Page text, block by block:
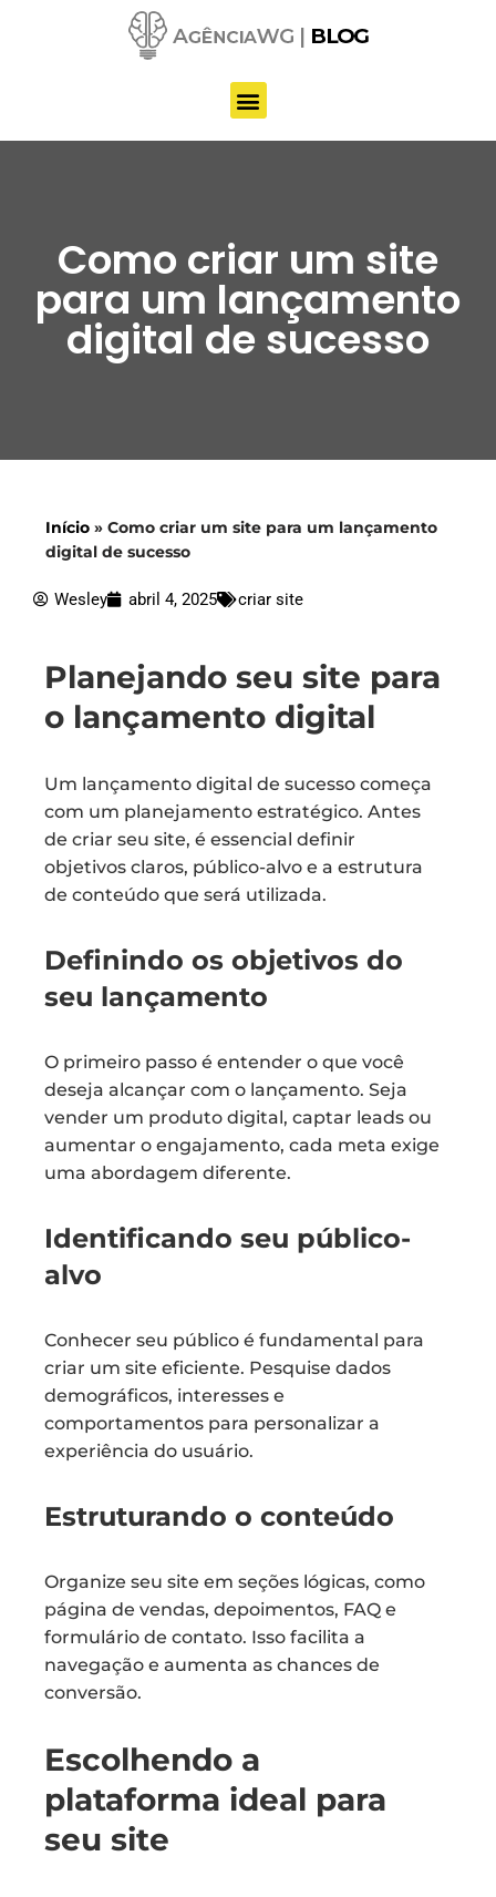
conteúdo
Como criar um site
para um lançamento
digital de sucesso
Início » Como criar um site para um lançamento
digital de sucesso
Wesley abril 4, 2025 criar site
Planejando seu site para
o lançamento digital
Um lançamento digital de sucesso começa
com um planejamento estratégico. Antes
de criar seu site, é essencial definir
objetivos claros, público-alvo e a estrutura
de conteúdo que será utilizada.
Definindo os objetivos do
seu lançamento
O primeiro passo é entender o que você
deseja alcançar com o lançamento. Seja
vender um produto digital, captar leads ou
aumentar o engajamento, cada meta exige
uma abordagem diferente.
Identificando seu público-
alvo
Conhecer seu público é fundamental para
criar um site eficiente. Pesquise dados
demográficos, interesses e
comportamentos para personalizar a
experiência do usuário.
Estruturando o conteúdo
Organize seu site em seções lógicas, como
página de vendas, depoimentos, FAQ e
formulário de contato. Isso facilita a
navegação e aumenta as chances de
conversão.
Escolhendo a
plataforma ideal para
seu site